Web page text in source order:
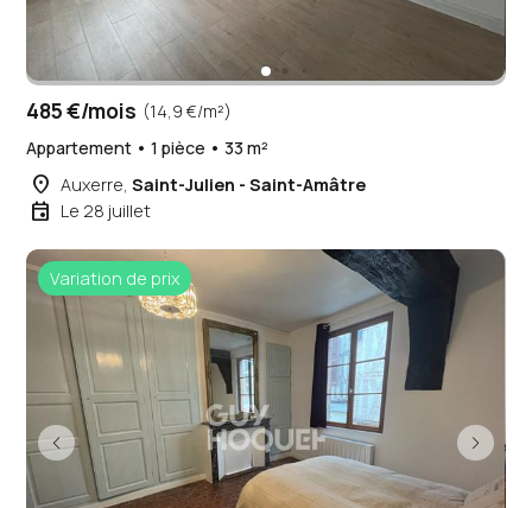
485 €/mois (14,9 €/m²)
Appartement • 1 pièce • 33 m²
place Auxerre,Saint-Julien - Saint-Amâtre
event Le 28 juillet
Variation de prix